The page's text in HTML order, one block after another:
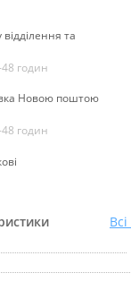
та
годин
Новою поштою
годин